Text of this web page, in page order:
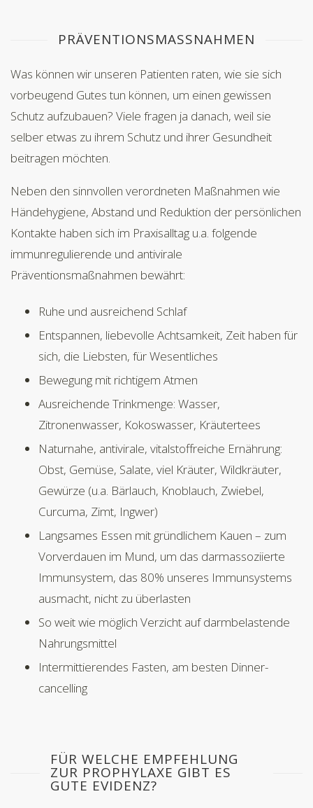
PRÄVENTIONSMASSNAHMEN
Was können wir unseren Patienten raten, wie sie sich
vorbeugend Gutes tun können, um einen gewissen
Schutz aufzubauen? Viele fragen ja danach, weil sie
selber etwas zu ihrem Schutz und ihrer Gesundheit
beitragen möchten.
Neben den sinnvollen verordneten Maßnahmen wie
Händehygiene, Abstand und Reduktion der persönlichen
Kontakte haben sich im Praxisalltag u.a. folgende
immunregulierende und antivirale
Präventionsmaßnahmen bewährt:
Ruhe und ausreichend Schlaf
Entspannen, liebevolle Achtsamkeit, Zeit haben für
sich, die Liebsten, für Wesentliches
Bewegung mit richtigem Atmen
Ausreichende Trinkmenge: Wasser,
Zitronenwasser, Kokoswasser, Kräutertees
Naturnahe, antivirale, vitalstoffreiche Ernährung:
Obst, Gemüse, Salate, viel Kräuter, Wildkräuter,
Gewürze (u.a. Bärlauch, Knoblauch, Zwiebel,
Curcuma, Zimt, Ingwer)
Langsames Essen mit gründlichem Kauen – zum
Vorverdauen im Mund, um das darmassoziierte
Immunsystem, das 80% unseres Immunsystems
ausmacht, nicht zu überlasten
So weit wie möglich Verzicht auf darmbelastende
Nahrungsmittel
Intermittierendes Fasten, am besten Dinner-
cancelling
FÜR WELCHE EMPFEHLUNG
ZUR PROPHYLAXE GIBT ES
GUTE EVIDENZ?